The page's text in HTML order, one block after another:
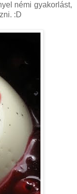
némi gyakorlást,
:D